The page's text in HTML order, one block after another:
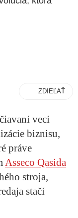
ZDIEĽAŤ
vecí
biznisu,
práve
Asseco Qasida
stroja,
stačí